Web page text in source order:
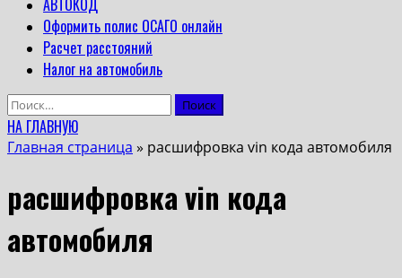
АВТОКОД
Оформить полис ОСАГО онлайн
Расчет расстояний
Налог на автомобиль
Найти:
НА ГЛАВНУЮ
Главная страница » расшифровка vin кода автомобиля
расшифровка vin кода
автомобиля